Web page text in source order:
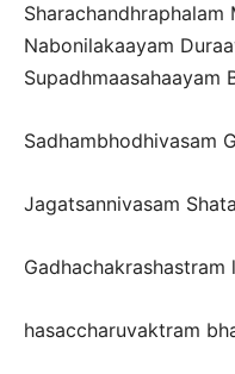
Sharachandhraphalam
Nabonilakaayam
Supadhmaasahaayam
Sadhambhodhivasam
Jagatsannivasam
hasaccharuvaktram